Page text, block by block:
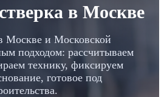
в Москве
Москве и Московской
подходом: рассчитываем
технику, фиксируем
готовое под